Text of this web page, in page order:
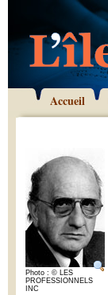
Accueil
Photo : © LES
PROFESSIONNELS
INC